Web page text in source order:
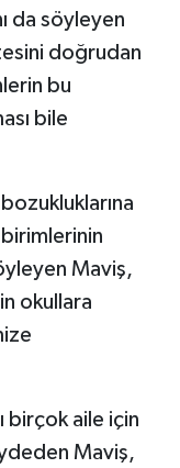
da söyleyen
doğrudan
bu
bile
Maviş,
okullara
birçok aile için
Maviş,